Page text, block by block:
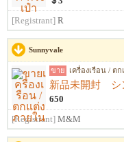
[Registrant] R
Sunnyvale
ขาย เครื่องเรือน / ต
650
[Registrant] M&M